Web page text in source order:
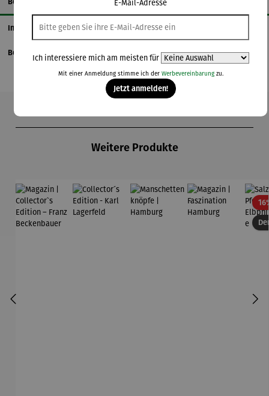
Informationen zum Hersteller
Bewertungen
Weitere Produkte
E-Mail-Adresse
Ich interessiere mich am meisten für
Mit einer Anmeldung stimme ich der Werbevereinbarungzu.
Jetzt anmelden!